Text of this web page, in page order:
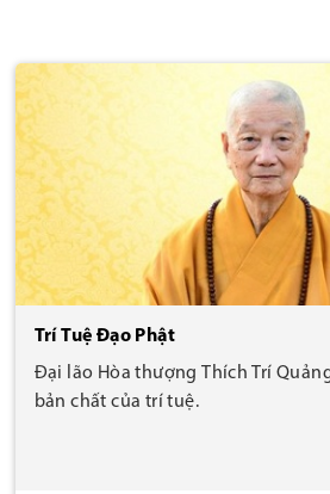
Trí Tuệ Đạo Phật
Đại lão Hòa thượng Thích Trí
bản chất của trí tuệ.